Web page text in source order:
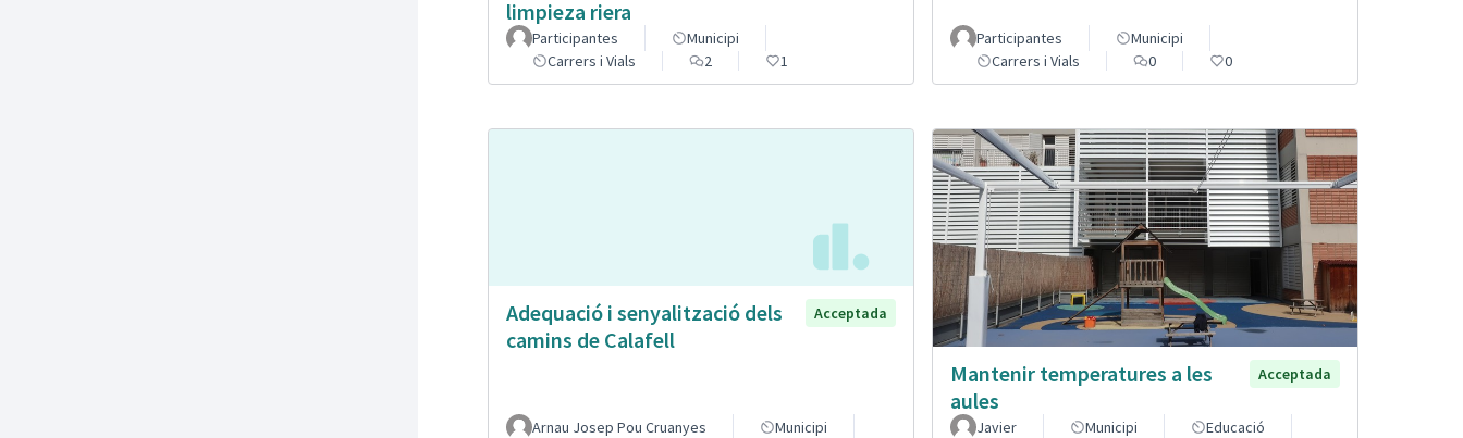
limpieza riera
Participantes
Municipi
Carrers i Vials
2 1
Participantes
Municipi
Carrers i Vials
0 0
Adequació i senyalització dels
camins de Calafell
Acceptada
Arnau Josep Pou Cruanyes
Municipi
Mantenir temperatures a les
aules
Acceptada
Javier Municipi
Educació